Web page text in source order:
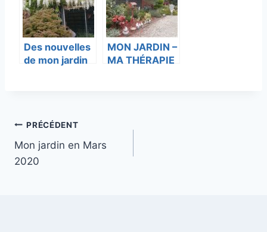
Des nouvelles
de mon jardin
MON JARDIN –
MA THÉRAPIE
Navigation
de
PRÉCÉDENT
Mon jardin en Mars
2020